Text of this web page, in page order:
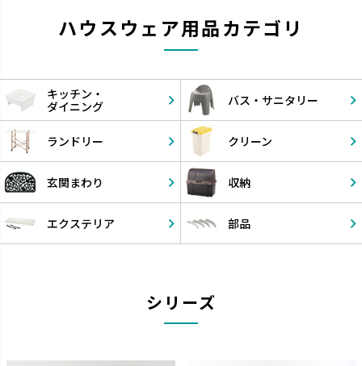
ハウスウェア用品カテゴリ
キッチン・
ダイニング
バス・ サニタリー
ランドリー クリーン
玄関まわり 収納
エクステリア 部品
シリーズ